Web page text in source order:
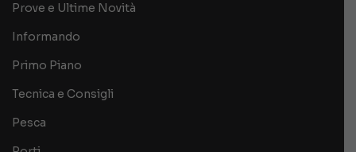
Prove e Ultime Novità
Informando
Primo Piano
Tecnica e Consigli
Pesca